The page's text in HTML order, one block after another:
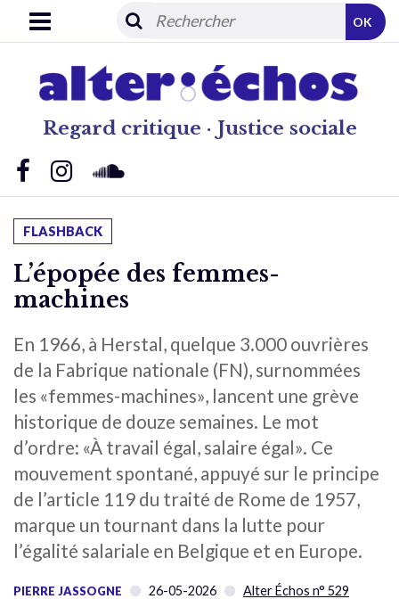
Regard critique · Justice sociale
OK
FLASHBACK
L’épopée des femmes-
machines
En 1966, à Herstal, quelque 3.000 ouvrières
de la Fabrique nationale (FN), surnommées
les «femmes-machines», lancent une grève
historique de douze semaines. Le mot
d’ordre: «À travail égal, salaire égal». Ce
mouvement spontané, appuyé sur le principe
de l’article 119 du traité de Rome de 1957,
marque un tournant dans la lutte pour
l’égalité salariale en Belgique et en Europe.
PIERRE JASSOGNE 26-05-2026 Alter Échos n° 529